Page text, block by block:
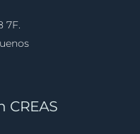
7F.
CREAS